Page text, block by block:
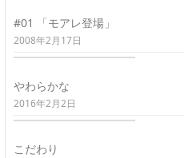
#01 「モアレ登場」
2008年2月17日
やわらかな
2016年2月2日
こだわり